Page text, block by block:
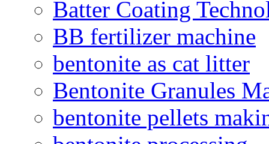
Batter Coating
BB fertilizer machine
bentonite as cat litter
Bentonite Granules
bentonite pellets